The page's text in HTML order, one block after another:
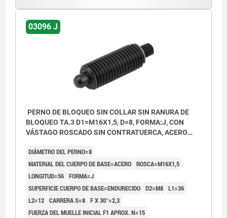
03096 J
PERNO DE BLOQUEO SIN COLLAR SIN RANURA DE
BLOQUEO TA.3 D1=M16X1,5, D=8, FORMA:J, CON
VÁSTAGO ROSCADO SIN CONTRATUERCA, ACERO
DIÁMETRO DEL PERNO=8
MATERIAL DEL CUERPO DE BASE=ACERO ROSCA=M16X1,5
LONGITUD=56 FORMA=J
SUPERFICIE CUERPO DE BASE=ENDURECIDO D2=M8 L1=36
L2=12 CARRERA S=8 F X 30°=2,3
FUERZA DEL MUELLE INICIAL F1 APROX. N=15